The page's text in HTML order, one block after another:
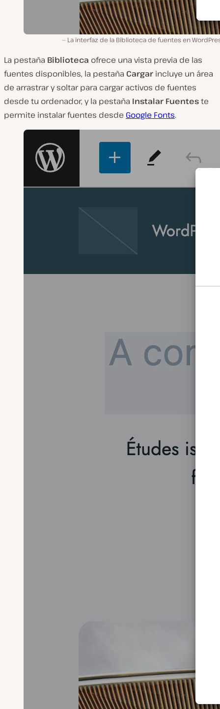
La interfaz de la Biblioteca de fuentes en
La pestaña Biblioteca ofrece una vista previa de las
fuentes disponibles, la pestaña Cargar incluye un área
de arrastrar y soltar para cargar activos de fuentes
desde tu ordenador, y la pestaña Instalar Fuenteste
permite instalar fuentes desde Google Fonts.